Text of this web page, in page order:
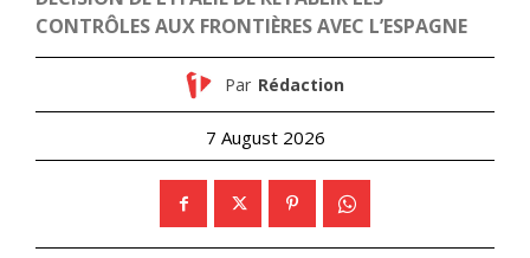
Mon compte
Related